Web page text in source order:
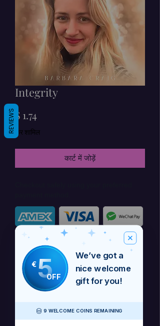
Integrity
$ 1.74
कर शामिल
कार्ट में जोड़ें
€5OFF
We’ve got a
nice welcome
gift for you!
9 WELCOME COINS REMAINING
REVIEWS